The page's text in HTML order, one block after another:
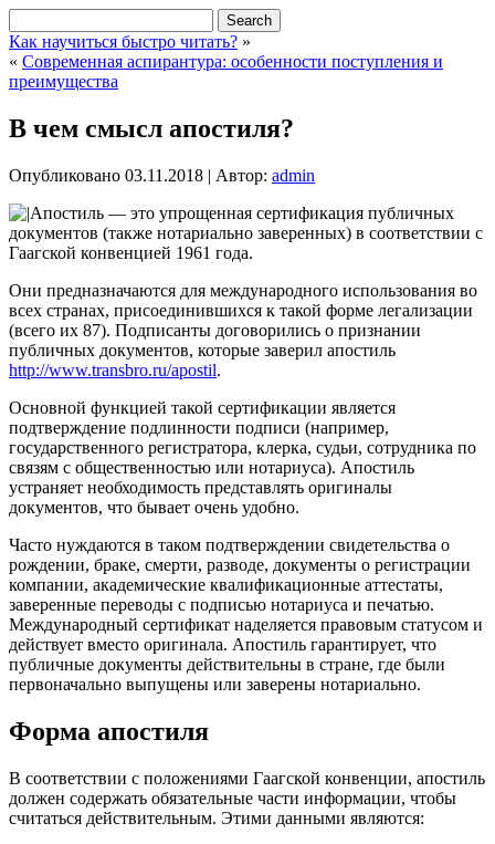
Как научиться быстро читать? »
« Современная аспирантура: особенности поступления и
преимущества
В чем смысл апостиля?
Опубликовано 03.11.2018 | Автор: admin
Апостиль — это упрощенная сертификация публичных
документов (также нотариально заверенных) в соответствии с
Гаагской конвенцией 1961 года.
Они предназначаются для международного использования во
всех странах, присоединившихся к такой форме легализации
(всего их 87). Подписанты договорились о признании
публичных документов, которые заверил апостиль
http://www.transbro.ru/apostil.
Основной функцией такой сертификации является
подтверждение подлинности подписи (например,
государственного регистратора, клерка, судьи, сотрудника по
связям с общественностью или нотариуса). Апостиль
устраняет необходимость представлять оригиналы
документов, что бывает очень удобно.
Часто нуждаются в таком подтверждении свидетельства о
рождении, браке, смерти, разводе, документы о регистрации
компании, академические квалификационные аттестаты,
заверенные переводы с подписью нотариуса и печатью.
Международный сертификат наделяется правовым статусом и
действует вместо оригинала. Апостиль гарантирует, что
публичные документы действительны в стране, где были
первоначально выпущены или заверены нотариально.
Форма апостиля
В соответствии с положениями Гаагской конвенции, апостиль
должен содержать обязательные части информации, чтобы
считаться действительным. Этими данными являются: